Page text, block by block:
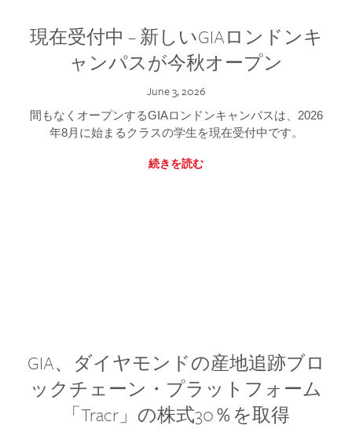
現在受付中 – 新しいGIAロンドンキ
ャンパスが今秋オープン
June 3, 2026
間もなくオープンするGIAロンドンキャンパスは、2026
年8月に始まるクラスの学生を現在受付中です。
続きを読む
GIA、ダイヤモンドの産地追跡ブロ
ックチェーン・プラットフォーム
「Tracr」の株式30％を取得